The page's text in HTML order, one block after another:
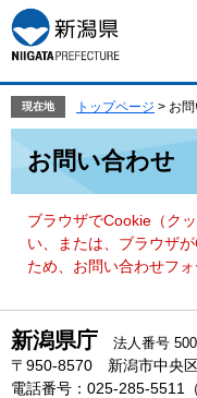
ー
ジ
の
頭
す。
ニ
ュ
ー
飛
て
現在地 トップページ > お
お問い合わせ
ブラウザでCookie（ク
い、または、ブラウザ
ため、お問い合わせフ
新潟県庁 法人番号
〒950-8570 新潟市中央
電話番号：025-285-5511（